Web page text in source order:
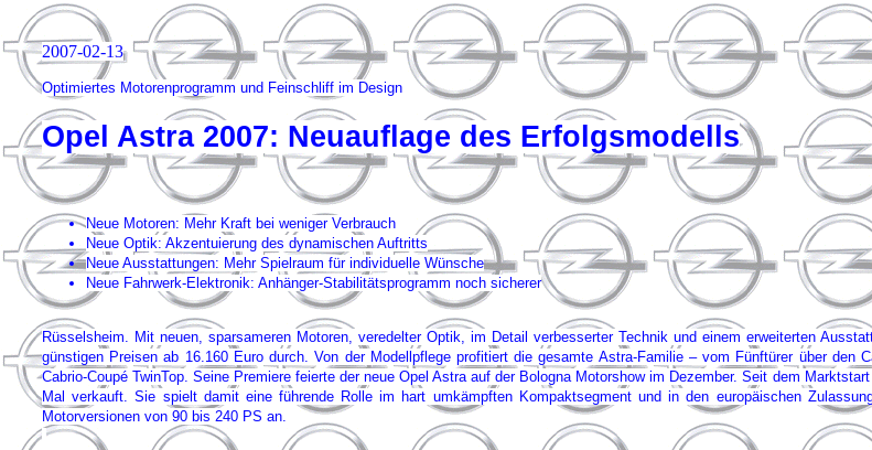
2007-02-13
Optimiertes Motorenprogramm und Feinschliff im Design
Opel Astra 2007: Neuauflage des Erfolgsmodells
Neue Motoren: Mehr Kraft bei weniger Verbrauch
Neue Optik: Akzentuierung des dynamischen Auftritts
Neue Ausstattungen: Mehr Spielraum für individuelle Wünsche
Neue Fahrwerk-Elektronik: Anhänger-Stabilitätsprogramm noch sicherer
Rüsselsheim. Mit neuen, sparsameren Motoren, veredelter Optik, im Detail verbesserter Technik und einem erweiterten
günstigen Preisen ab 16.160 Euro durch. Von der Modellpflege profitiert die gesamte Astra-Familie – vom Fünftürer über den
Cabrio-Coupé TwinTop. Seine Premiere feierte der neue Opel Astra auf der Bologna Motorshow im Dezember. Seit dem
Mal verkauft. Sie spielt damit eine führende Rolle im hart umkämpften Kompaktsegment und in den europäischen
Motorversionen von 90 bis 240 PS an.